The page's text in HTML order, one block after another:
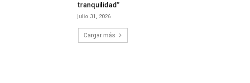
tranquilidad”
julio 31, 2026
Cargar más